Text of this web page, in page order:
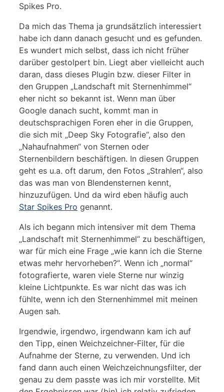
Spikes Pro.
Da mich das Thema ja grundsätzlich interessiert
habe ich dann danach gesucht und es gefunden.
Es wundert mich selbst, dass ich nicht früher
darüber gestolpert bin. Liegt aber vielleicht auch
daran, dass dieses Plugin bzw. dieser Filter in
den Gruppen „Landschaft mit Sternenhimmel“
eher nicht so bekannt ist. Wenn man über
Google danach sucht, kommt man in
deutschsprachigen Foren eher in die Gruppen,
die sich mit „Deep Sky Fotografie“, also den
„Nahaufnahmen“ von Sternen oder
Sternenbildern beschäftigen. In diesen Gruppen
geht es u.a. oft darum, den Fotos „Strahlen“, also
das was man von Blendensternen kennt,
hinzuzufügen. Und da wird eben häufig auch
Star Spikes Pro genannt.
Als ich begann mich intensiver mit dem Thema
„Landschaft mit Sternenhimmel“ zu beschäftigen,
war für mich eine Frage „wie kann ich die Sterne
etwas mehr hervorheben?“. Wenn ich „normal“
fotografierte, waren viele Sterne nur winzig
kleine Lichtpunkte. Es war nicht das was ich
fühlte, wenn ich den Sternenhimmel mit meinen
Augen sah.
Irgendwie, irgendwo, irgendwann kam ich auf
den Tipp, einen Weichzeichner-Filter, für die
Aufnahme der Sterne, zu verwenden. Und ich
fand dann auch einen Weichzeichnungsfilter, der
genau zu dem passte was ich mir vorstellte. Mit